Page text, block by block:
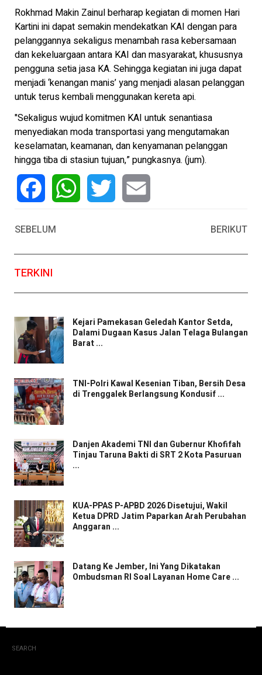
Rokhmad Makin Zainul berharap kegiatan di momen Hari
Kartini ini dapat semakin mendekatkan KAI dengan para
pelanggannya sekaligus menambah rasa kebersamaan
dan kekeluargaan antara KAI dan masyarakat, khususnya
pengguna setia jasa KA. Sehingga kegiatan ini juga dapat
menjadi ‘kenangan manis’ yang menjadi alasan pelanggan
untuk terus kembali menggunakan kereta api.
"Sekaligus wujud komitmen KAI untuk senantiasa
menyediakan moda transportasi yang mengutamakan
keselamatan, keamanan, dan kenyamanan pelanggan
hingga tiba di stasiun tujuan,” pungkasnya. (jum).
SEBELUM
BERIKUT
TERKINI
Kejari Pamekasan Geledah Kantor Setda,
Dalami Dugaan Kasus Jalan Telaga Bulangan
Barat ...
TNI-Polri Kawal Kesenian Tiban, Bersih Desa
di Trenggalek Berlangsung Kondusif ...
Danjen Akademi TNI dan Gubernur Khofifah
Tinjau Taruna Bakti di SRT 2 Kota Pasuruan
...
KUA-PPAS P-APBD 2026 Disetujui, Wakil
Ketua DPRD Jatim Paparkan Arah Perubahan
Anggaran ...
Datang Ke Jember, Ini Yang Dikatakan
Ombudsman RI Soal Layanan Home Care ...
SEARCH